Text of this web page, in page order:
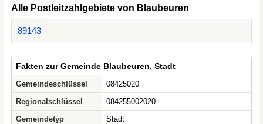
Alle Postleitzahlgebiete von Blaubeuren
89143
Fakten zur Gemeinde Blaubeuren, Stadt
Gemeindeschlüssel
08425020
Regionalschlüssel
084255002020
Gemeindetyp
Stadt